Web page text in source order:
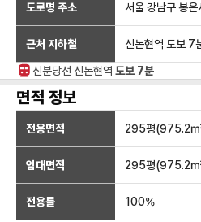
도로명 주소 서울 강남구 봉
근처 지하철 신논현역 도보 7
신분당선 신논현역 도보 7분
면적 정보
전용면적 295평(975.2
임대면적 295평(975.2
전용률 100%